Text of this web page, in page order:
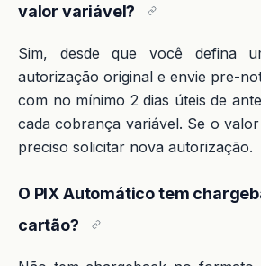
valor variável?
Sim, desde que você defina
autorização original e envie pre-
com no mínimo 2 dias úteis de
cada cobrança variável. Se o
preciso solicitar nova autorização.
O PIX Automático tem
cartão?